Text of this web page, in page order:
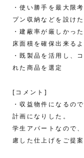
・使い勝手を最大限
プン収納などを設け
・建蔽率が厳しかっ
床面積を確保出来る
・既製品を活用し、
れた商品を選定
[コメント]
・収益物件になるの
計画になりした。
学生アパートなので
慮した仕上げをご提